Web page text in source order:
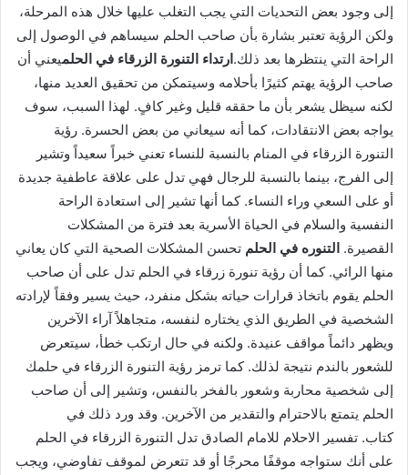
إلى وجود بعض التحديات التي يجب التغلب عليها خلال هذه المرحلة،
ولكن الرؤية تعتبر بشارة بأن صاحب الحلم سيساهم في الوصول إلى
الراحة التي ينتظرها بعد ذلك. ارتداء التنورة الزرقاء في الحلميعني أن
صاحب الرؤية يهتم كثيرًا بأحلامه وسيتمكن من تحقيق العديد منها،
لكنه سيظل يشعر بأن ما حققه قليل وغير كافٍ. لهذا السبب، سوف
يواجه بعض الانتقادات، كما أنه سيعاني من بعض الحسرة. رؤية
التنورة الزرقاء في المنام بالنسبة للنساء تعني خبراً سعيداً وتشير
إلى الفرج، بينما بالنسبة للرجال فهي تدل على علاقة عاطفية جديدة
أو على السعي وراء النساء. كما أنها تشير إلى استعادة الراحة
النفسية والسلام في الحياة الأسرية بعد فترة من المشكلات
القصيرة. التنوره في الحلم تحسن المشكلات الصحية التي كان يعاني
منها الرائي. كما أن رؤية تنورة زرقاء في الحلم تدل على أن صاحب
الحلم يقوم باتخاذ قرارات حياته بشكل منفرد، حيث يسير وفقاً لإرادته
الشخصية في الطريق الذي يختاره لنفسه، متجاهلاً آراء الآخرين
ويظهر دائماً مواقف عنيدة. ولكنه في حال ارتكب خطأ، سيتعرض
للشعور بالندم نتيجة لذلك. كما ترمز رؤية التنورة الزرقاء في حلمك
إلى شخصية محاربة وشعور بالفخر بالنفس، وتشير إلى أن صاحب
الحلم يتمتع بالاحترام والتقدير من الآخرين. وقد ورد ذلك في
كتاب. تفسير الاحلام للامام الصادق تدل التنورة الزرقاء في الحلم
على أنك ستواجه موقفًا محرجًا أو قد تتعرض لموقف تفاوضي، ويجب